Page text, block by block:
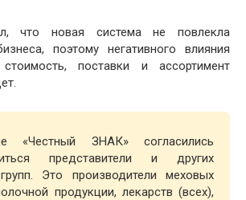
что новая система не повлекла
поэтому негативного влияния
поставки и ассортимент
«Честный ЗНАК» согласились
представители и других
Это производители меховых
продукции, лекарств (всех),